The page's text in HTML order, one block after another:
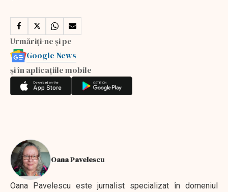
Urmăriți-ne și pe
Google News
și în aplicațiile mobile
Oana Pavelescu
Oana Pavelescu este jurnalist specializat în domeniul